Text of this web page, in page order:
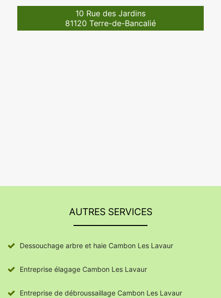
10 Rue des Jardins
81120 Terre-de-Bancalié
AUTRES SERVICES
Dessouchage arbre et haie Cambon Les Lavaur
Entreprise élagage Cambon Les Lavaur
Entreprise de débroussaillage Cambon Les Lavaur